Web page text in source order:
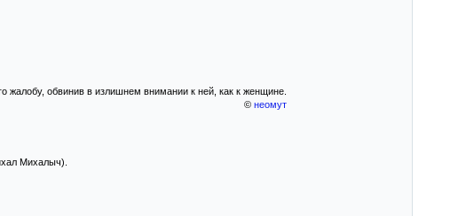
жалобу, обвинив в излишнем внимании к ней, как к женщине.
© неомут
Михалыч).